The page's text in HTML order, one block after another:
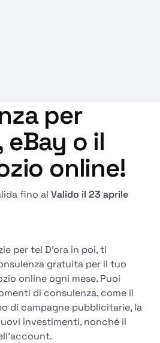
per
eBay o il
online!
fino alValido il 23 aprile
per te! D'ora in poi, ti
gratuita per il tuo
online ogni mese. Puoi
di consulenza, come il
di campagne pubblicitarie, la
investimenti, nonché il